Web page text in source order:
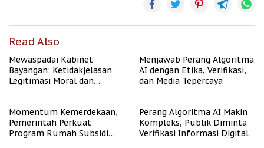
Read Also
Mewaspadai Kabinet
Bayangan: Ketidakjelasan
Legitimasi Moral dan
Menjawab Perang Algoritma
AI dengan Etika, Verifikasi,
dan Media Tepercaya
Momentum Kemerdekaan,
Pemerintah Perkuat
Program Rumah Subsidi
Perang Algoritma AI Makin
Kompleks, Publik Diminta
Verifikasi Informasi Digital